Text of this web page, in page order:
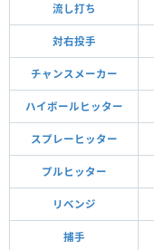
流し打ち
対右投手
チャンスメーカー
ハイボールヒッター
スプレーヒッター
プルヒッター
リベンジ
捕手